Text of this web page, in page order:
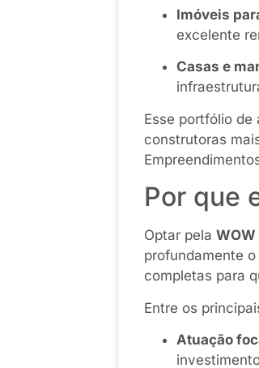
Imóveis
excelente
Casas e
Esse portfólio
construtoras
Por que
Optar pela
profundamente
completas para
Entre os
Atuação